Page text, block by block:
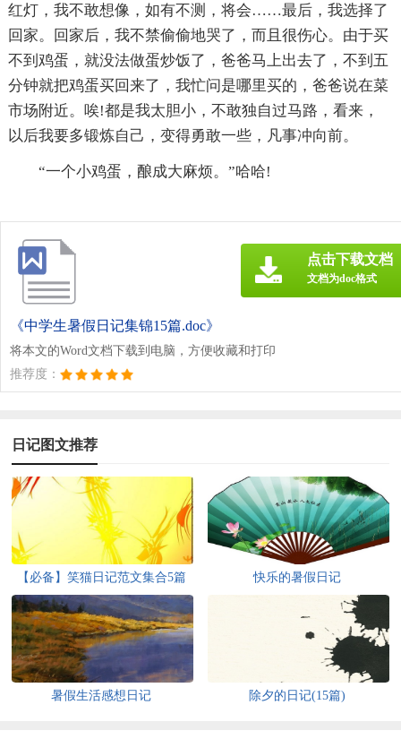
红灯，我不敢想像，如有不测，将会……最后，我选择了
回家。回家后，我不禁偷偷地哭了，而且很伤心。由于买
不到鸡蛋，就没法做蛋炒饭了，爸爸马上出去了，不到五
分钟就把鸡蛋买回来了，我忙问是哪里买的，爸爸说在菜
市场附近。唉!都是我太胆小，不敢独自过马路，看来，
以后我要多锻炼自己，变得勇敢一些，凡事冲向前。
“一个小鸡蛋，酿成大麻烦。”哈哈!
《中学生暑假日记集锦15篇.doc》
将本文的Word文档下载到电脑，方便收藏和打印
推荐度：
点击下载文档
文档为doc格式
日记图文推荐
【必备】笑猫日记范文集合5篇 快乐的暑假日记
暑假生活感想日记 除夕的日记(15篇)